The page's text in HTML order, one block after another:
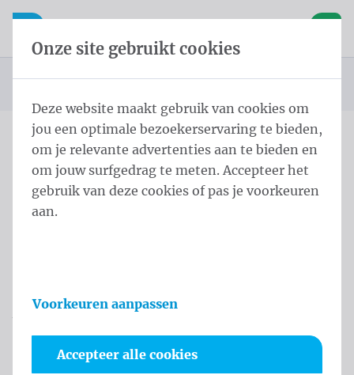
Inhoud overslaan
Taalkeuze overslaan
Open mobiele navigatie
Startpagina Jobs
Menu
Onze vacatures
vakmanschap en kwaliteit voorop staan.
ruimte voor persoonlijke groei, teamwork en het
ontwikkelen van nieuwe vaardigheden.
Onze site gebruikt cookies
Deze website maakt gebruik van cookies om
jou een optimale bezoekerservaring te bieden,
om je relevante advertenties aan te bieden en
om jouw surfgedrag te meten. Accepteer het
gebruik van deze cookies of pas je voorkeuren
aan.
Voorkeuren aanpassen
Accepteer alle cookies